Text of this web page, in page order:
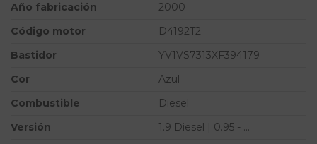
Año fabricación
2000
Código motor
D4192T2
Bastidor
YV1VS7313XF394179
Cor
Azul
Combustible
Diesel
Versión
1.9 Diesel | 0.95 - ...